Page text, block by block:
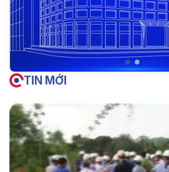
TIN MỚI